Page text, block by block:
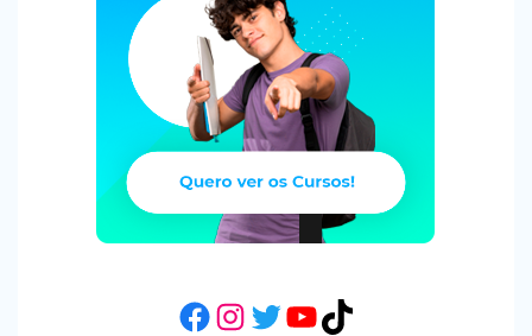
Facebook
Instagram
Twitter
YouTube
TikTok